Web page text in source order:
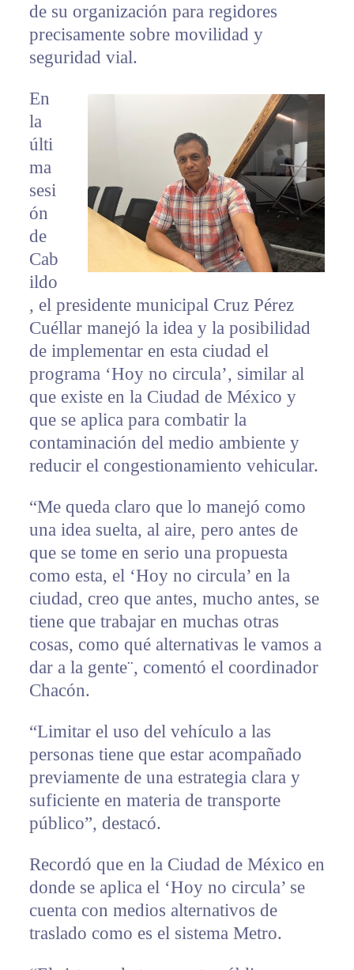
de su organización para regidores
precisamente sobre movilidad y
seguridad vial.
En
la
últi
ma
sesi
ón
de
Cab
ildo
, el presidente municipal Cruz Pérez
Cuéllar manejó la idea y la posibilidad
de implementar en esta ciudad el
programa ‘Hoy no circula’, similar al
que existe en la Ciudad de México y
que se aplica para combatir la
contaminación del medio ambiente y
reducir el congestionamiento vehicular.
“Me queda claro que lo manejó como
una idea suelta, al aire, pero antes de
que se tome en serio una propuesta
como esta, el ‘Hoy no circula’ en la
ciudad, creo que antes, mucho antes, se
tiene que trabajar en muchas otras
cosas, como qué alternativas le vamos a
dar a la gente¨, comentó el coordinador
Chacón.
“Limitar el uso del vehículo a las
personas tiene que estar acompañado
previamente de una estrategia clara y
suficiente en materia de transporte
público”, destacó.
Recordó que en la Ciudad de México en
donde se aplica el ‘Hoy no circula’ se
cuenta con medios alternativos de
traslado como es el sistema Metro.